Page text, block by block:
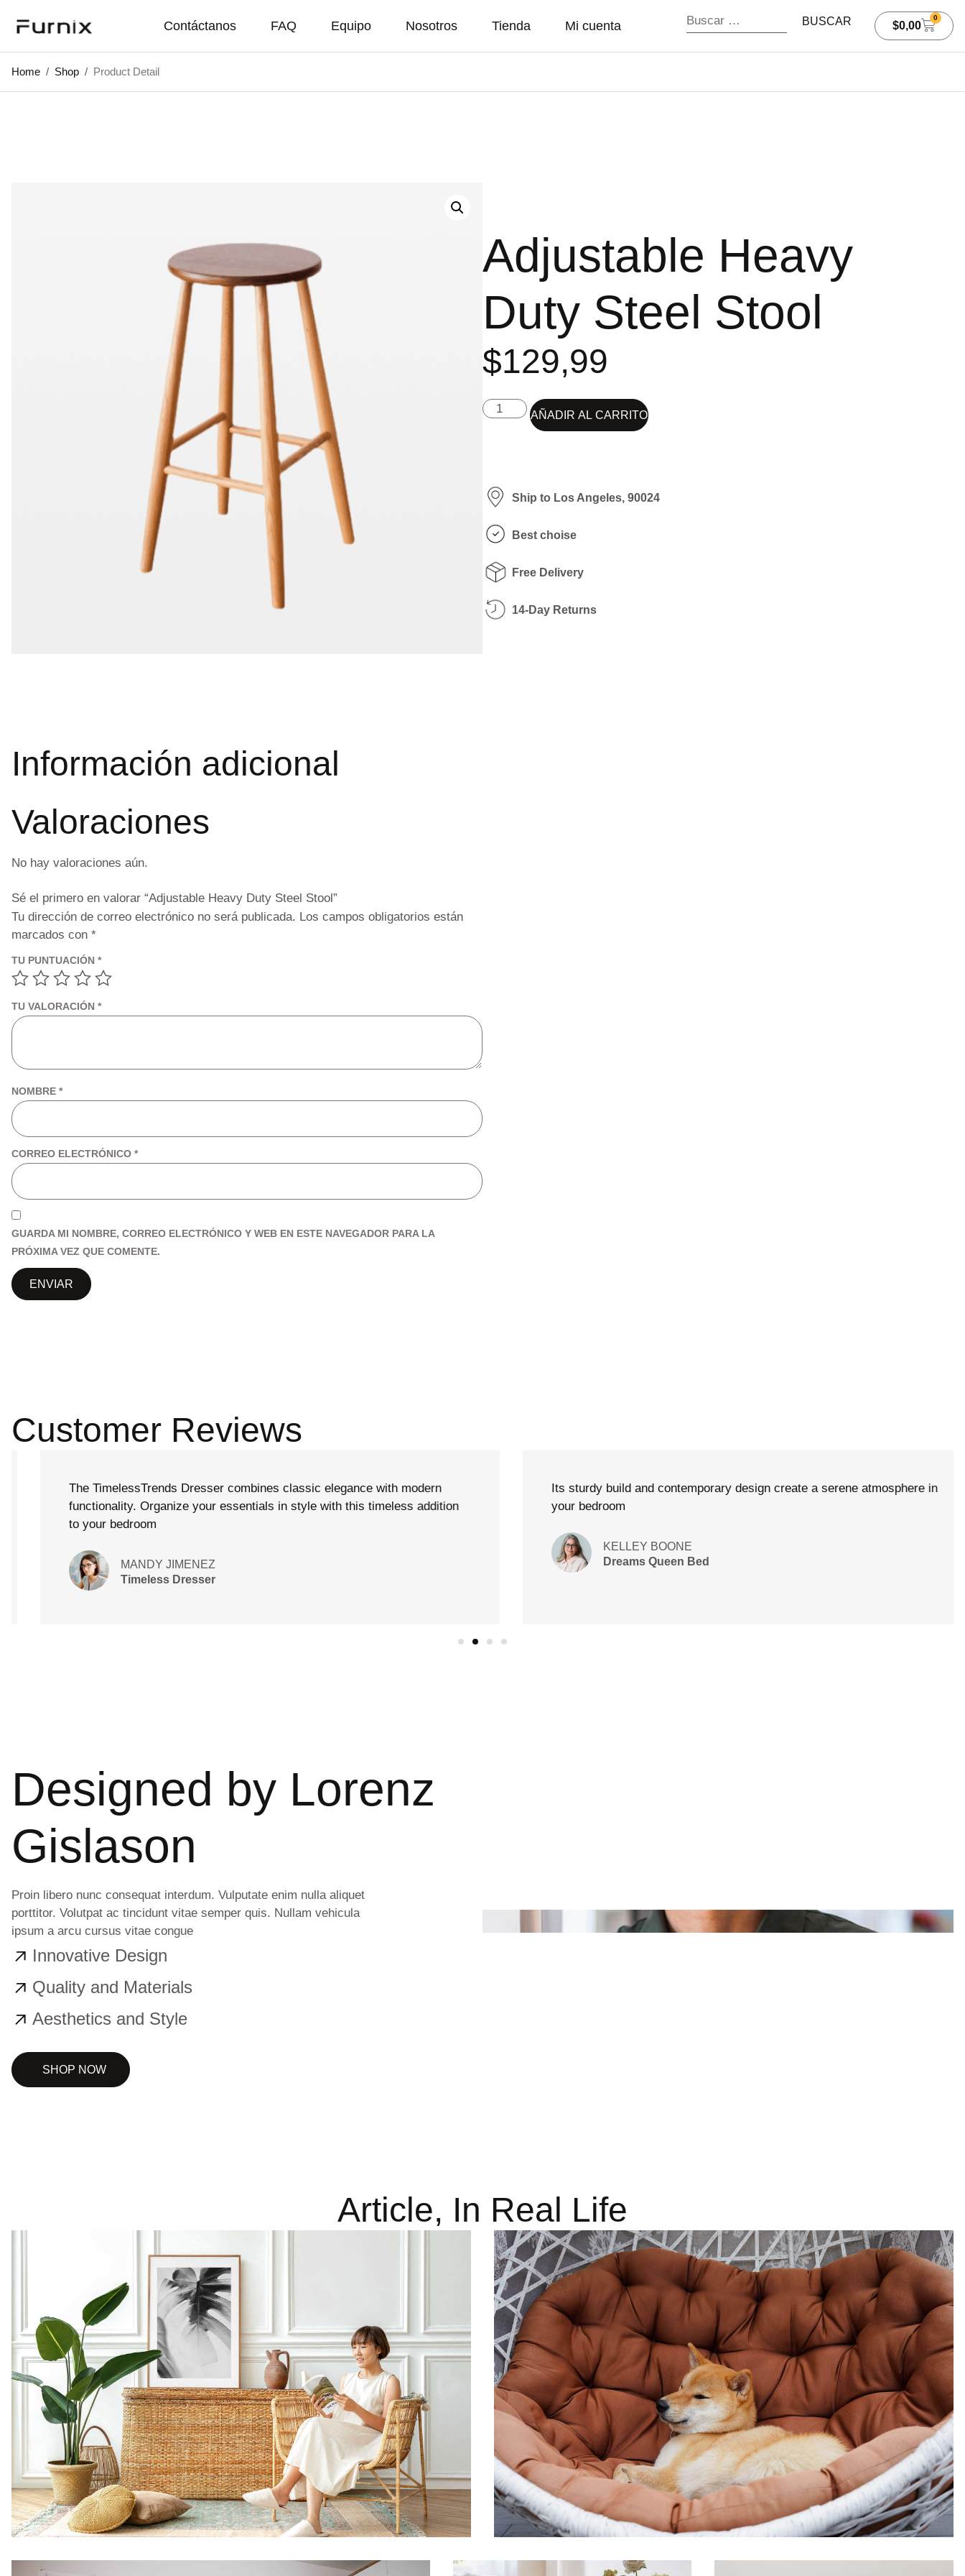
Contáctanos FAQ Equipo Nosotros Tienda Mi cuenta $0,00
0
Home / Shop / Product Detail
Adjustable Heavy
Duty Steel Stool
$129,99
AÑADIR AL CARRITO
Ship to Los Angeles, 90024
Best choise
Free Delivery
14-Day Returns
Información adicional
Valoraciones
No hay valoraciones aún.
Sé el primero en valorar “Adjustable Heavy Duty Steel Stool”
Tu dirección de correo electrónico no será publicada. Los campos obligatorios están
marcados con *
TU PUNTUACIÓN *
TU VALORACIÓN *
NOMBRE *
CORREO ELECTRÓNICO *
GUARDA MI NOMBRE, CORREO ELECTRÓNICO Y WEB EN ESTE NAVEGADOR PARA LA
PRÓXIMA VEZ QUE COMENTE.
Customer Reviews
The TimelessTrends Dresser combines classic elegance with modern
functionality. Organize your essentials in style with this timeless addition
to your bedroom
MANDY JIMENEZ
Timeless Dresser
Its sturdy build and contemporary design create a serene atmosphere in
your bedroom
KELLEY BOONE
Dreams Queen Bed
Designed by Lorenz
Gislason
Proin libero nunc consequat interdum. Vulputate enim nulla aliquet
porttitor. Volutpat ac tincidunt vitae semper quis. Nullam vehicula
ipsum a arcu cursus vitae congue
Innovative Design
Quality and Materials
Aesthetics and Style
SHOP NOW
Article, In Real Life